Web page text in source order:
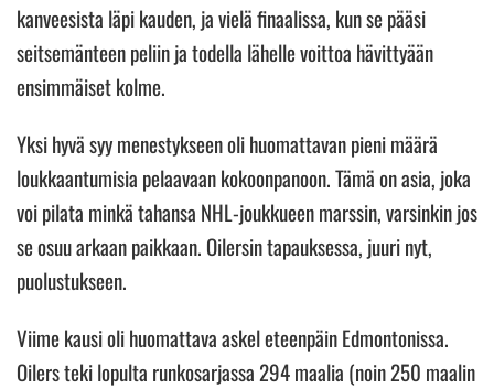
kanveesista läpi kauden, ja vielä finaalissa, kun se pääsi
seitsemänteen peliin ja todella lähelle voittoa hävittyään
ensimmäiset kolme.
Yksi hyvä syy menestykseen oli huomattavan pieni määrä
loukkaantumisia pelaavaan kokoonpanoon. Tämä on asia, joka
voi pilata minkä tahansa NHL-joukkueen marssin, varsinkin jos
se osuu arkaan paikkaan. Oilersin tapauksessa, juuri nyt,
puolustukseen.
Viime kausi oli huomattava askel eteenpäin Edmontonissa.
Oilers teki lopulta runkosarjassa 294 maalia (noin 250 maalin